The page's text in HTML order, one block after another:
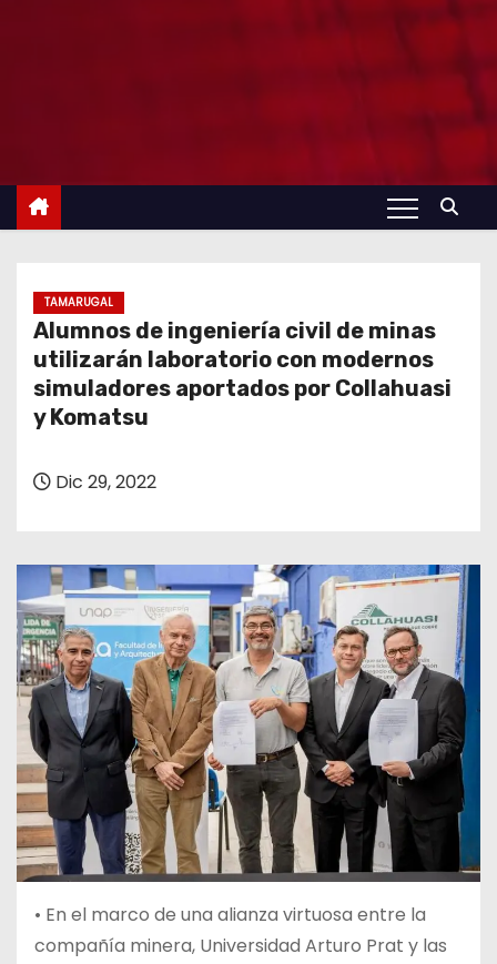
TAMARUGAL
Alumnos de ingeniería civil de minas
utilizarán laboratorio con modernos
simuladores aportados por Collahuasi
y Komatsu
Dic 29, 2022
• En el marco de una alianza virtuosa entre la
compañía minera, Universidad Arturo Prat y las